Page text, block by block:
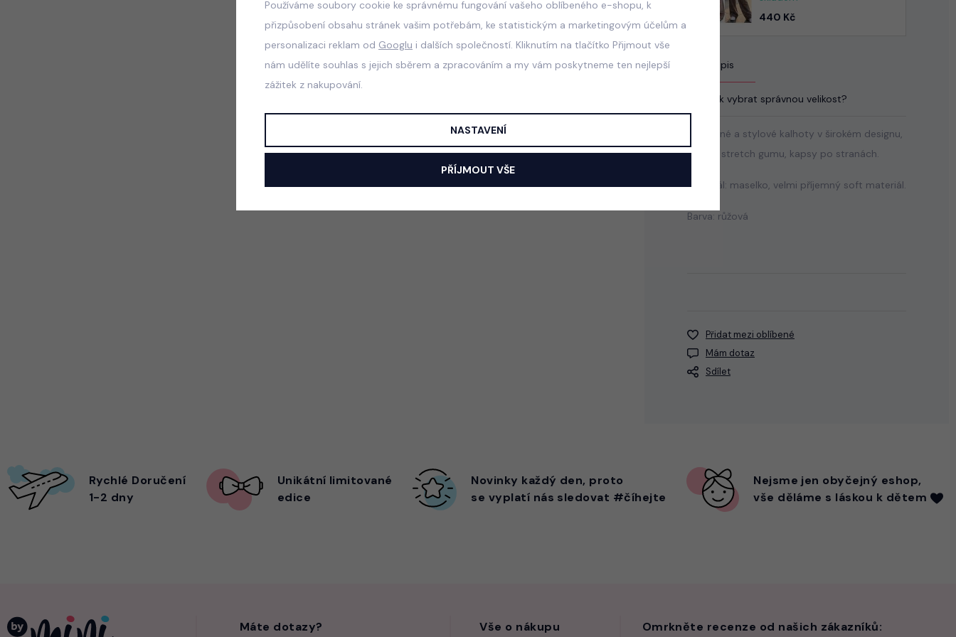
440 Kč
Popis
Jak vybrat správnou velikost?
Pohodlné a stylové kalhoty v širokém designu,
pas na stretch gumu, kapsy po stranách.
Materiál: maselko, velmi příjemný soft materiál.
Barva: růžová
Přidat mezi oblíbené
Mám dotaz
Sdílet
Rychlé Doručení
1-2 dny
Unikátní limitované
edice
Novinky každý den, proto
se vyplatí nás sledovat #číhejte
Nejsme jen obyčejný eshop,
vše děláme s láskou k dětem
Máte dotazy? Vše o nákupu Omrkněte recenze od našich zákazníků:
Používáme soubory cookie ke správnému fungování vašeho oblíbeného e-shopu, k
přizpůsobení obsahu stránek vašim potřebám, ke statistickým a marketingovým účelům a
personalizaci reklam od Googlu i dalších společností. Kliknutím na tlačítko Přijmout vše
nám udělíte souhlas s jejich sběrem a zpracováním a my vám poskytneme ten nejlepší
zážitek z nakupování.
NASTAVENÍ
PŘÍJMOUT VŠE